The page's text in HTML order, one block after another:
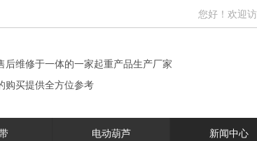
您好！欢迎访问保
后维修于一体的一家起重产品生产厂家
购买提供全方位参考
电动葫芦 新闻中心